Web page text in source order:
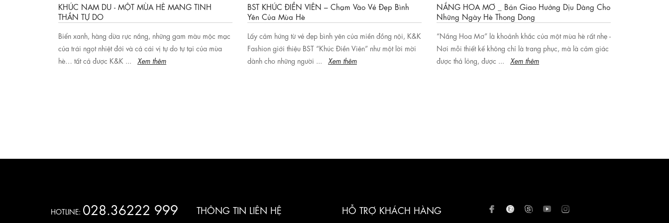
KHÚC NAM DU - MỘT MÙA HÈ MANG TINH
THẦN TỰ DO
Biển xanh, hàng dừa rực nắng, những gam màu mộc mạc
của trái ngọt nhiệt đới và cả cái vị tự do tự tại của mùa
hè… tất cả được K&K ...
Xem thêm
BST KHÚC ĐIỀN VIÊN – Chạm Vào Vẻ Đẹp Bình
Yên Của Mùa Hè
Lấy cảm hứng từ vẻ đẹp bình yên của miền đồng nội, K&K
Fashion giới thiệu BST “Khúc Điền Viên” như một lời mời
dành cho những người ...
Xem thêm
NẮNG HOA MƠ _ Bản Giao Hưởng Dịu Dàng Cho
Những Ngày Hè Thong Dong
“Nắng Hoa Mơ” là khoảnh khắc của một mùa hè rất nhẹ -
Nơi mỗi thiết kế không chỉ là trang phục, mà là cảm giác
được thả lỏng, được ...
Xem thêm
HOTLINE: 028.36222 999 THÔNG TIN LIÊN HỆ HỖ TRỢ KHÁCH HÀNG